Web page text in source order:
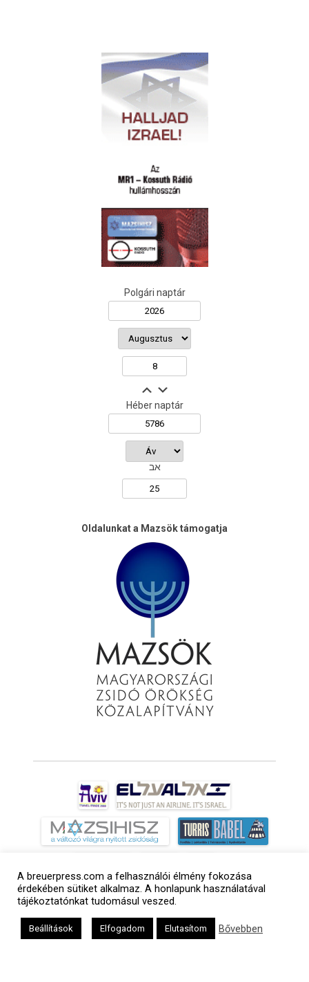
Polgári naptár
Héber naptár
אב
Oldalunkat a Mazsök támogatja
A breuerpress.com a felhasználói élmény fokozása
érdekében sütiket alkalmaz. A honlapunk használatával
tájékoztatónkat tudomásul veszed.
Beállítások Elfogadom Elutasítom Bővebben